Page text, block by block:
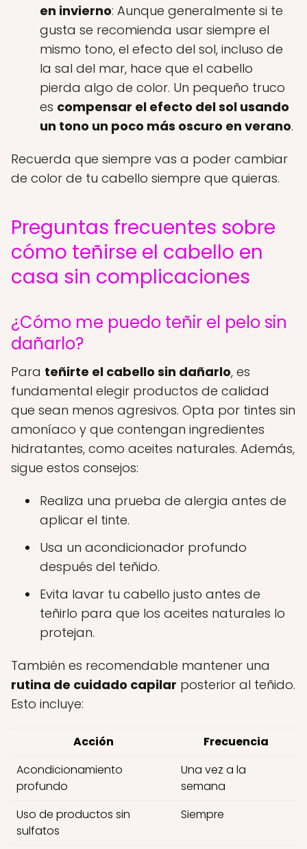
en invierno: Aunque generalmente si te
gusta se recomienda usar siempre el
mismo tono, el efecto del sol, incluso de
la sal del mar, hace que el cabello
pierda algo de color. Un pequeño truco
es compensar el efecto del sol usando
un tono un poco más oscuro en verano.
Recuerda que siempre vas a poder cambiar
de color de tu cabello siempre que quieras.
Preguntas frecuentes sobre
cómo teñirse el cabello en
casa sin complicaciones
¿Cómo me puedo teñir el pelo sin
dañarlo?
Para teñirte el cabello sin dañarlo, es
fundamental elegir productos de calidad
que sean menos agresivos. Opta por tintes sin
amoníaco y que contengan ingredientes
hidratantes, como aceites naturales. Además,
sigue estos consejos:
Realiza una prueba de alergia antes de
aplicar el tinte.
Usa un acondicionador profundo
después del teñido.
Evita lavar tu cabello justo antes de
teñirlo para que los aceites naturales lo
protejan.
También es recomendable mantener una
rutina de cuidado capilar posterior al teñido.
Esto incluye:
Acción
Frecuencia
Acondicionamiento
profundo
Una vez a la
semana
Uso de productos sin
sulfatos
Siempre